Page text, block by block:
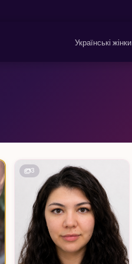
Українські жінки
3